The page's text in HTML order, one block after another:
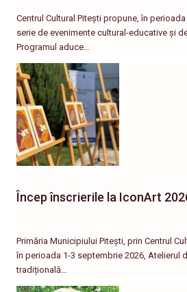
Centrul Cultural Pitești propune, în
serie de evenimente cultural-educative și
Programul aduce…
Încep înscrierile la IconArt
Primăria Municipiului Pitești, prin Centrul
în perioada 1-3 septembrie 2026, Atelierul
tradițională…